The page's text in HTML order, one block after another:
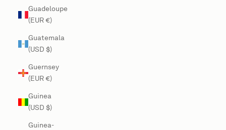
Guadeloupe
(EUR €)
Guatemala
(USD $)
Guernsey
(EUR €)
Guinea
(USD $)
Guinea-